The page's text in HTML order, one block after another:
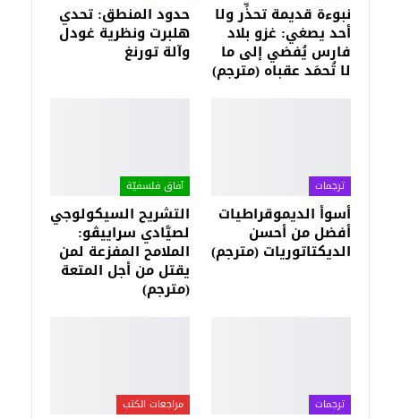
نبوءة قديمة تحذِّر ولا
أحد يصغي: غزو بلاد
فارس يُفضي إلى ما
لا تُحمَد عقباه (مترجم)
حدود المنطق: تحدي
هلبرت ونظرية غودل
وآلة تورنغ
ترجمات
أسوأ الديموقراطيات
أفضل من أحسن
الديكتاتوريات (مترجم)
آفاق فلسفيّة‎
التشريح السيكولوجي
لصيَّادي سراييڤو:
الملامح المفزعة لمن
يقتل من أجل المتعة
(مترجم)
ترجمات مراجعات الكتب